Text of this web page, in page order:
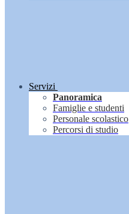
Servizi
Panoramica
Famiglie e studenti
Personale scolastico
Percorsi di studio